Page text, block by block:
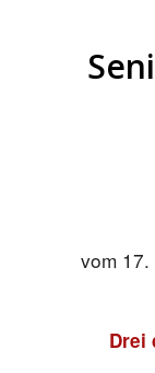
vom
Drei